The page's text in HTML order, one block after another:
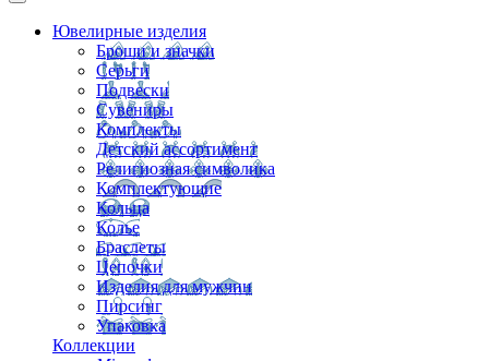
Ювелирные изделия
Броши и значки
Серьги
Подвески
Сувениры
Комплекты
Детский ассортимент
Религиозная символика
Комплектующие
Кольца
Колье
Браслеты
Цепочки
Изделия для мужчин
Пирсинг
Упаковка
Коллекции